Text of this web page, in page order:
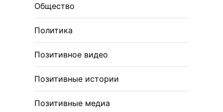
Общество
Политика
Позитивное видео
Позитивные истории
Позитивные медиа